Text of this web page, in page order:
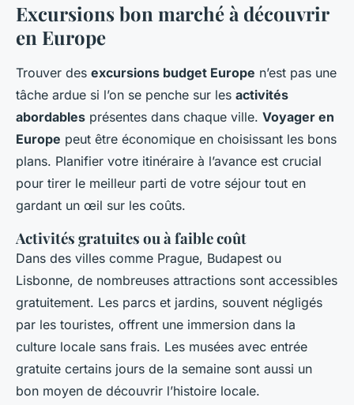
Guide des meilleures
excursions bon marché en
Europe
Giulia• 3 mars 2025 5 min de lecture
Excursions bon marché à découvrir
en Europe
Trouver des excursions budget Europe n’est pas une
tâche ardue si l’on se penche sur les activités
abordables présentes dans chaque ville. Voyager en
Europe peut être économique en choisissant les bons
plans. Planifier votre itinéraire à l’avance est crucial
pour tirer le meilleur parti de votre séjour tout en
gardant un œil sur les coûts.
Activités gratuites ou à faible coût
Dans des villes comme Prague, Budapest ou
Lisbonne, de nombreuses attractions sont accessibles
gratuitement. Les parcs et jardins, souvent négligés
par les touristes, offrent une immersion dans la
culture locale sans frais. Les musées avec entrée
gratuite certains jours de la semaine sont aussi un
bon moyen de découvrir l’histoire locale.